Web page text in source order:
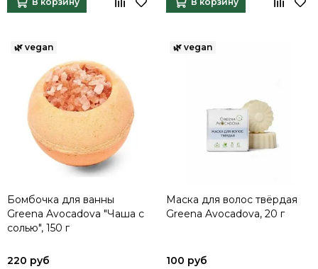
Бомбочка для ванны
Greena Avocadova "Чаша с
солью", 150 г
220 руб
Маска для волос твёрдая
Greena Avocadova, 20 г
100 руб